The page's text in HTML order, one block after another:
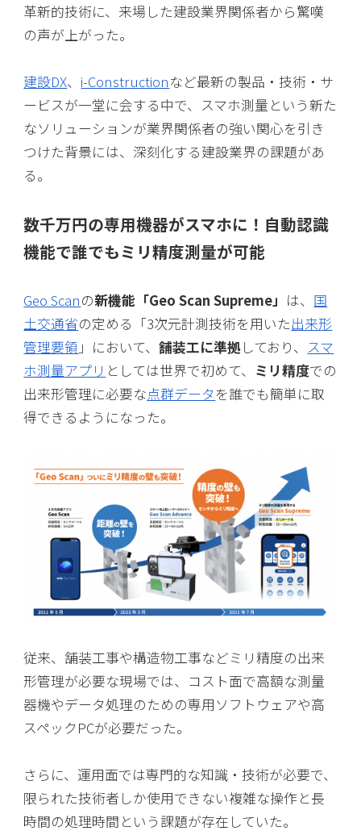
革新的技術に、来場した建設業界関係者から驚嘆
の声が上がった。
建設DX、 i-Constructionなど最新の製品・技術・サ
ービスが一堂に会する中で、スマホ測量という新た
なソリューションが業界関係者の強い関心を引き
つけた背景には、深刻化する建設業界の課題があ
る。
数千万円の専用機器がスマホに！自動認識
機能で誰でもミリ精度測量が可能
Geo Scanの新機能「Geo Scan Supreme」 は、 国
土交通省の定める「3次元計測技術を用いた出来形
管理要領 」において、舗装工に準拠しており、 スマ
ホ測量アプリ としては世界で初めて、 ミリ精度での
出来形管理に必要な点群データを誰でも簡単に取
得できるようになった。
従来、舗装工事や構造物工事などミリ精度の出来
形管理が必要な現場では、コスト面で高額な測量
器機やデータ処理のための専用ソフトウェアや高
スペックPCが必要だった。
さらに、運用面では専門的な知識・技術が必要で、
限られた技術者しか使用できない複雑な操作と長
時間の処理時間という課題が存在していた。